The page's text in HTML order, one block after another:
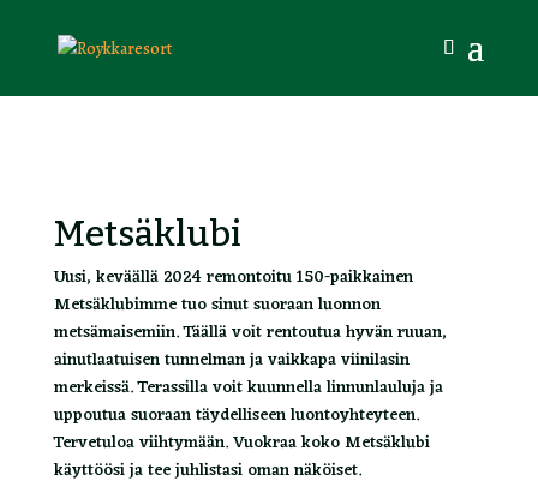
Metsäklubi
Uusi, keväällä 2024 remontoitu 150-paikkainen
Metsäklubimme tuo sinut suoraan luonnon
metsämaisemiin. Täällä voit rentoutua hyvän ruuan,
ainutlaatuisen tunnelman ja vaikkapa viinilasin
merkeissä. Terassilla voit kuunnella linnunlauluja ja
uppoutua suoraan täydelliseen luontoyhteyteen.
Tervetuloa viihtymään. Vuokraa koko Metsäklubi
käyttöösi ja tee juhlistasi oman näköiset.